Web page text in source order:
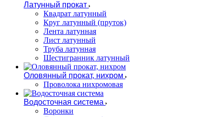
Латунный прокат
Квадрат латунный
Круг латунный (пруток)
Лента латунная
Лист латунный
Труба латунная
Шестигранник латунный
Оловянный прокат, нихром
Проволока нихромовая
Водосточная система
Воронки